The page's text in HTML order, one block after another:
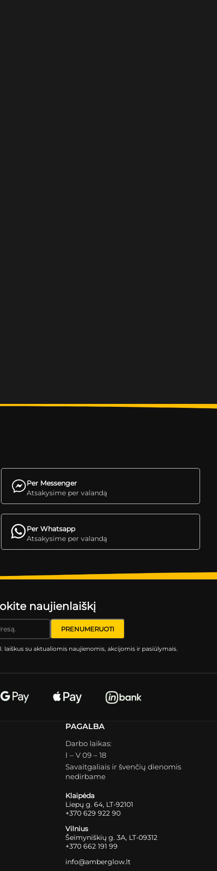
Per Messenger
Atsakysime per valandą
Per Whatsapp
Atsakysime per valandą
naujienlaiškį
laiškus su aktualiomis naujienomis, akcijomis ir pasiūlymais.
PAGALBA
Darbo laikas:
I – V 09 – 18
Savaitgaliais ir švenčių dienomis
nedirbame
Klaipėda
Liepų g. 64, LT-92101
+370 629 922 90
Vilnius
Šeimyniškių g. 3A, LT-09312
+370 662 191 99
info@amberglow.lt